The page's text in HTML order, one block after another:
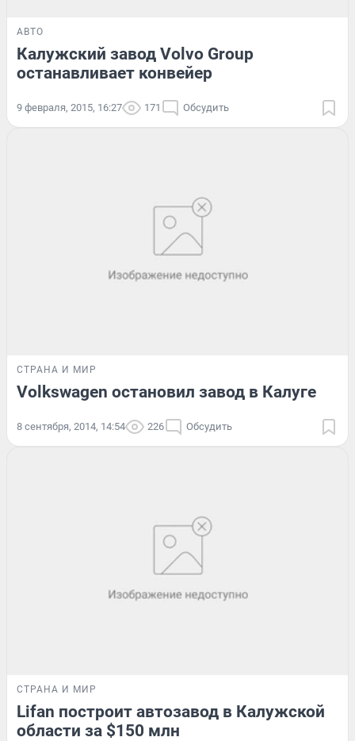
АВТО
Калужский завод Volvo Group
останавливает конвейер
9 февраля, 2015, 16:27 171 Обсудить
СТРАНА И МИР
Volkswagen остановил завод в Калуге
8 сентября, 2014, 14:54 226 Обсудить
СТРАНА И МИР
Lifan построит автозавод в Калужской
области за $150 млн